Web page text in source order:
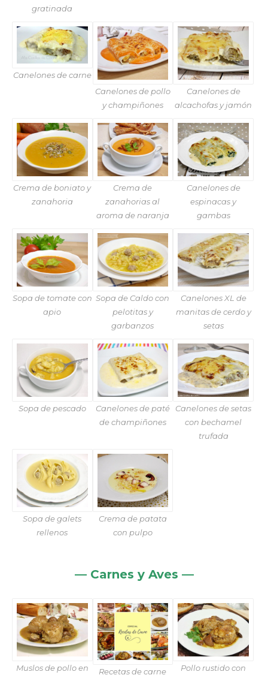
gratinada
Canelones de carne
Canelones de pollo
y champiñones
Canelones de
alcachofas y jamón
Crema de boniato y
zanahoria
Crema de
zanahorias al
aroma de naranja
Canelones de
espinacas y
gambas
Sopa de tomate con
apio
Sopa de Caldo con
pelotitas y
garbanzos
Canelones XL de
manitas de cerdo y
setas
Sopa de pescado
Canelones de paté
de champiñones
Canelones de setas
con bechamel
trufada
Sopa de galets
rellenos
Crema de patata
con pulpo
— Carnes y Aves —
Muslos de pollo en
Recetas de carne
Pollo rustido con